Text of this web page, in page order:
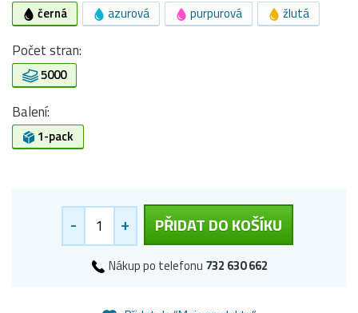
černá azurová purpurová žlutá
Počet stran:
5000
Balení:
1-pack
- + PŘIDAT DO KOŠÍKU
Nákup po telefonu 732 630 662